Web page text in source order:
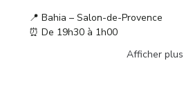
📍 Bahia – Salon-de-Provence
⏰ De 19h30 à 1h00
Afficher plus